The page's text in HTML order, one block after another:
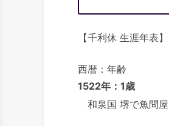
【千利休 生涯年表】
西暦：年齢
1522年：1歳
和泉国 堺で魚問屋